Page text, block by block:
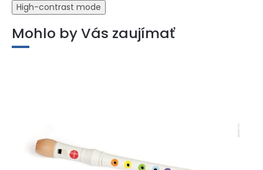
High-contrast mode
Mohlo by Vás zaujímať